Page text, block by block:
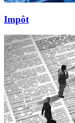
Impôt